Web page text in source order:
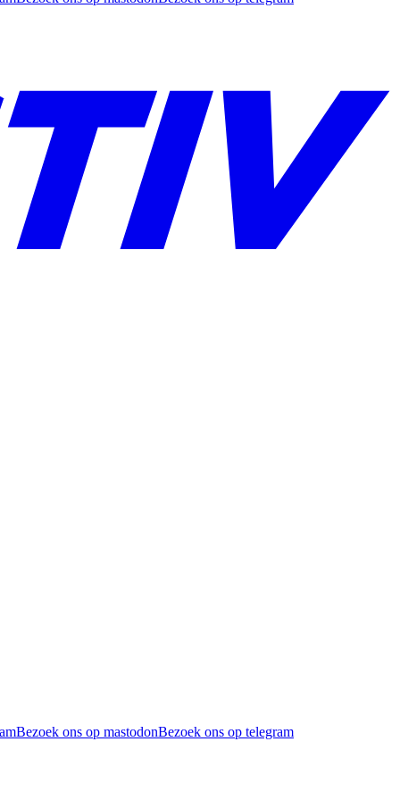
Bezoek ons op mastodonBezoek ons op telegram